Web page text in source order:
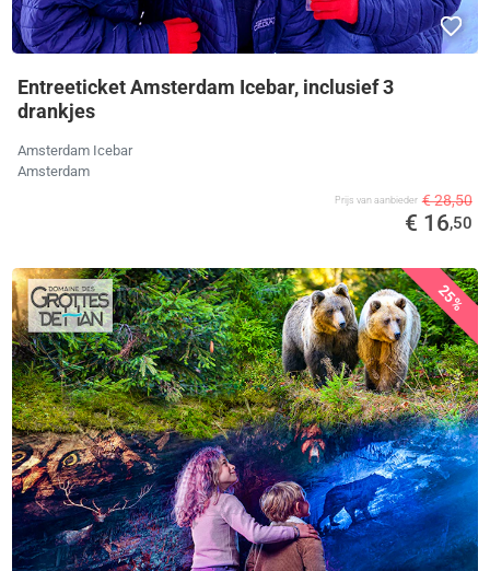
Entreeticket Amsterdam Icebar, inclusief 3
drankjes
Amsterdam Icebar
Amsterdam
Prijs van aanbieder € 28,50
€ 16,50
25%